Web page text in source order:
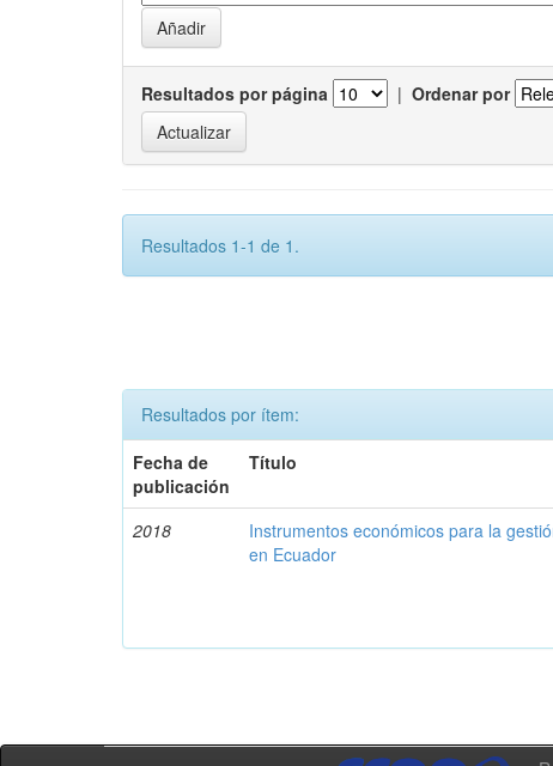
Resultados por página | Ordenar por
Resultados 1-1 de 1.
Resultados por ítem:
Fecha de
publicación
Título
2018
Instrumentos económicos para la
en Ecuador